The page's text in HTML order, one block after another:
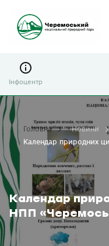
Інфоцентр
Календар
НПП
Головна
Новини
Календар природних